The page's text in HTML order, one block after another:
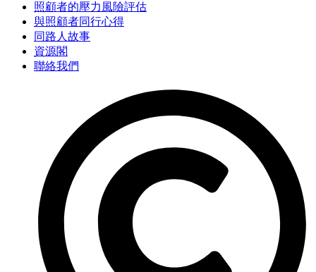
照顧者的壓力風險評估
與照顧者同行心得
同路人故事
資源閣
聯絡我們